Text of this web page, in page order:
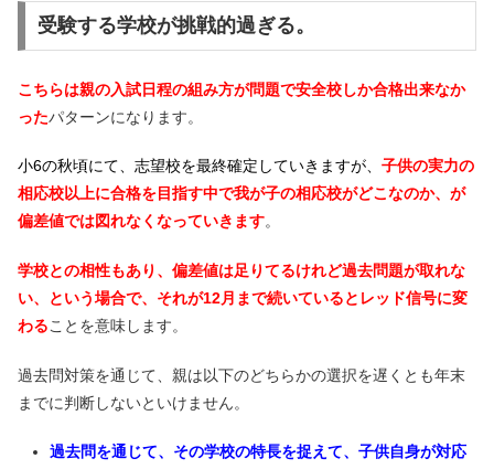
受験する学校が挑戦的過ぎる。
こちらは親の入試日程の組み方が問題で安全校しか合格出来なか
ったパターンになります。
小6の秋頃にて、志望校を最終確定していきますが、 子供の実力の
相応校以上に合格を目指す中で我が子の相応校がどこなのか、が
偏差値では図れなくなっていきます。
学校との相性もあり、偏差値は足りてるけれど過去問題が取れな
い、という場合で、それが12月まで続いているとレッド信号に変
わることを意味します。
過去問対策を通じて、親は以下のどちらかの選択を遅くとも年末
までに判断しないといけません。
過去問を通じて、その学校の特長を捉えて、子供自身が対応